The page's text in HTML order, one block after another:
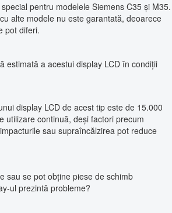
pentru modelele Siemens C35 și M35.
alte modele nu este garantată, deoarece
pot diferi.
estimată a acestui display LCD în condiții
display LCD de acest tip este de 15.000
utilizare continuă, deși factori precum
sau supraîncălzirea pot reduce
sau se pot obține piese de schimb
ul prezintă probleme?